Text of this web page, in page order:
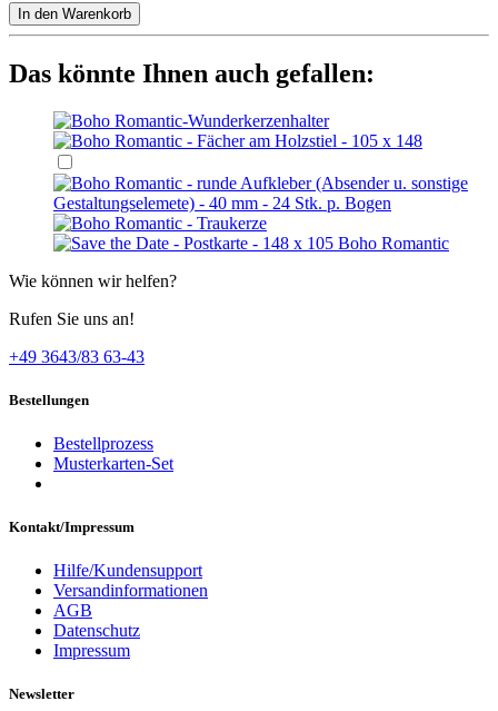
In den Warenkorb
Das könnte Ihnen auch gefallen:
Wie können wir helfen?
Rufen Sie uns an!
+49 3643/83 63-43
Bestellungen
Bestellprozess
Musterkarten-Set
Kontakt/Impressum
Hilfe/Kundensupport
Versandinformationen
AGB
Datenschutz
Impressum
Newsletter